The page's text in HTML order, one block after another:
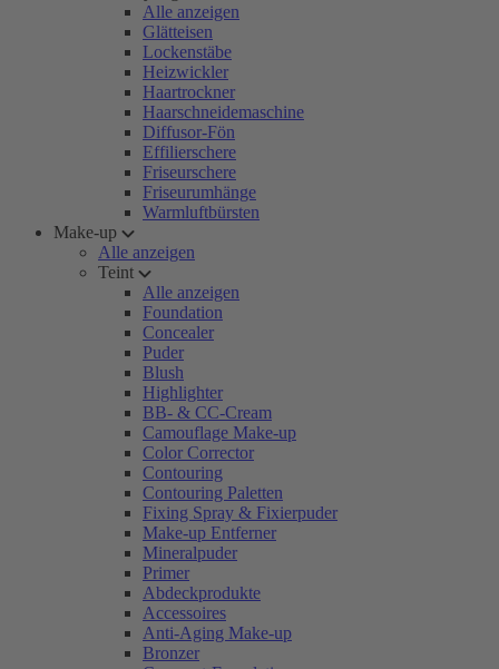
Alle anzeigen
Glätteisen
Lockenstäbe
Heizwickler
Haartrockner
Haarschneidemaschine
Diffusor-Fön
Effilierschere
Friseurschere
Friseurumhänge
Warmluftbürsten
Make-up
Alle anzeigen
Teint
Alle anzeigen
Foundation
Concealer
Puder
Blush
Highlighter
BB- & CC-Cream
Camouflage Make-up
Color Corrector
Contouring
Contouring Paletten
Fixing Spray & Fixierpuder
Make-up Entferner
Mineralpuder
Primer
Abdeckprodukte
Accessoires
Anti-Aging Make-up
Bronzer